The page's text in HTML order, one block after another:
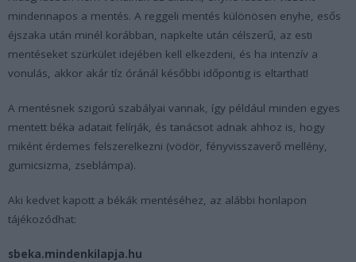
mindennapos a mentés. A reggeli mentés különösen enyhe, esős
éjszaka után minél korábban, napkelte után célszerű, az esti
mentéseket szürkület idejében kell elkezdeni, és ha intenzív a
vonulás, akkor akár tíz óránál későbbi időpontig is eltarthat!
A mentésnek szigorú szabályai vannak, így például minden egyes
mentett béka adatait felírják, és tanácsot adnak ahhoz is, hogy
miként érdemes felszerelkezni (vödör, fényvisszaverő mellény,
gumicsizma, zseblámpa).
Aki kedvet kapott a békák mentéséhez, az alábbi honlapon
tájékozódhat:
sbeka.mindenkilapja.hu